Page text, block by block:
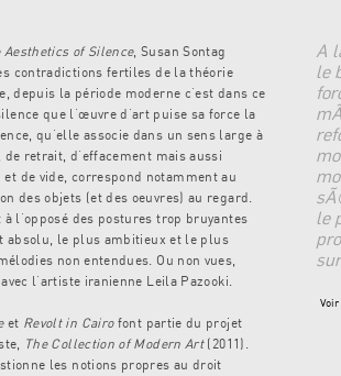
Aesthetics of Silence, Susan Sontag
contradictions fertiles de la théorie
depuis la période moderne c’est dans ce
que l’œuvre d’art puise sa force la
qu’elle associe dans un sens large à
de retrait, d’effacement mais aussi
et de vide, correspond notamment au
des objets (et des oeuvres) au regard.
à l’opposé des postures trop bruyantes
absolu, le plus ambitieux et le plus
non entendues. Ou non vues,
l’artiste iranienne Leila Pazooki.
et Revolt in Cairofont partie du projet
The Collection of Modern Art(2011).
les notions propres au droit
A
le
le